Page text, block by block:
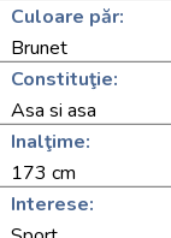
Culoare păr:
Brunet
Constituţie:
Asa si asa
Inalţime:
173 cm
Interese: